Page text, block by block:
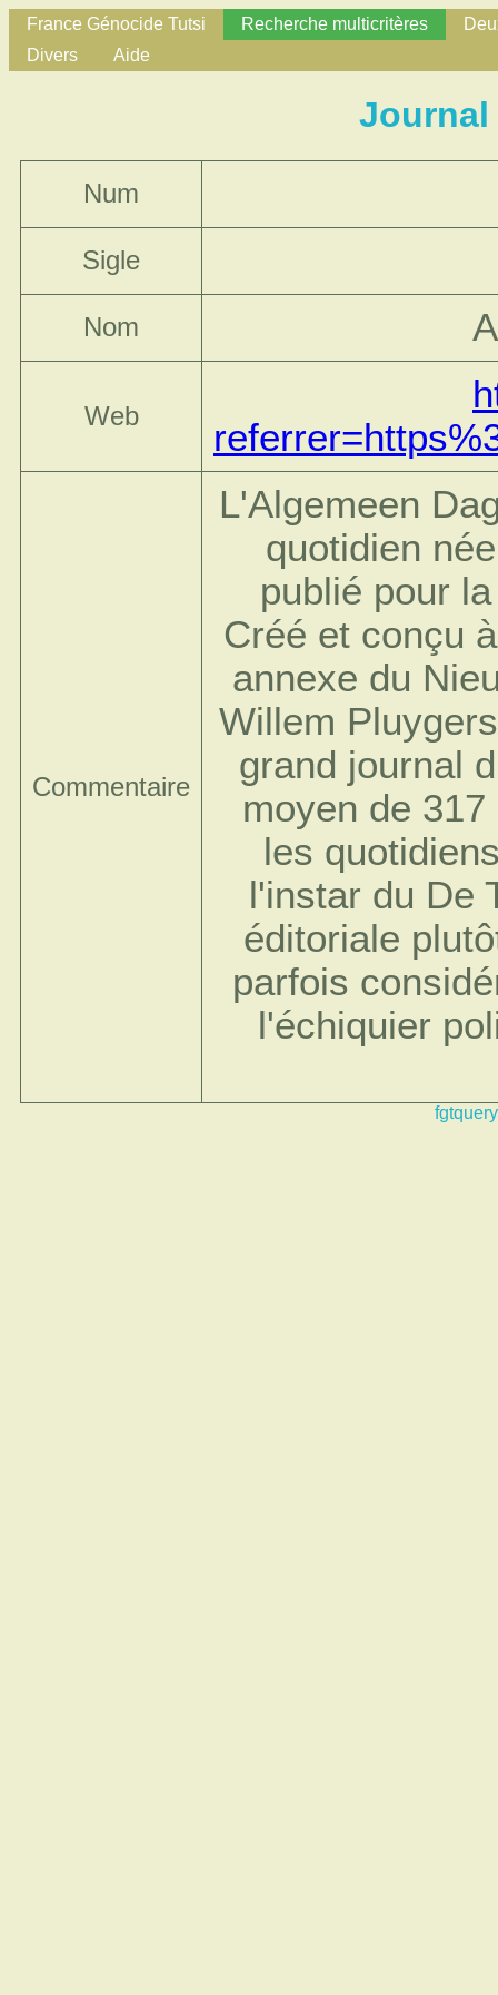
France Génocide Tutsi Recherche multicritères
Divers
Aide
Journal
Num
Sigle
Nom
Web
Commentaire
L'Algemeen
quotidien
publié pour
Créé et conçu
annexe du
Willem
grand journal
moyen de
les
l'instar du De
éditoriale
parfois
l'échiquier